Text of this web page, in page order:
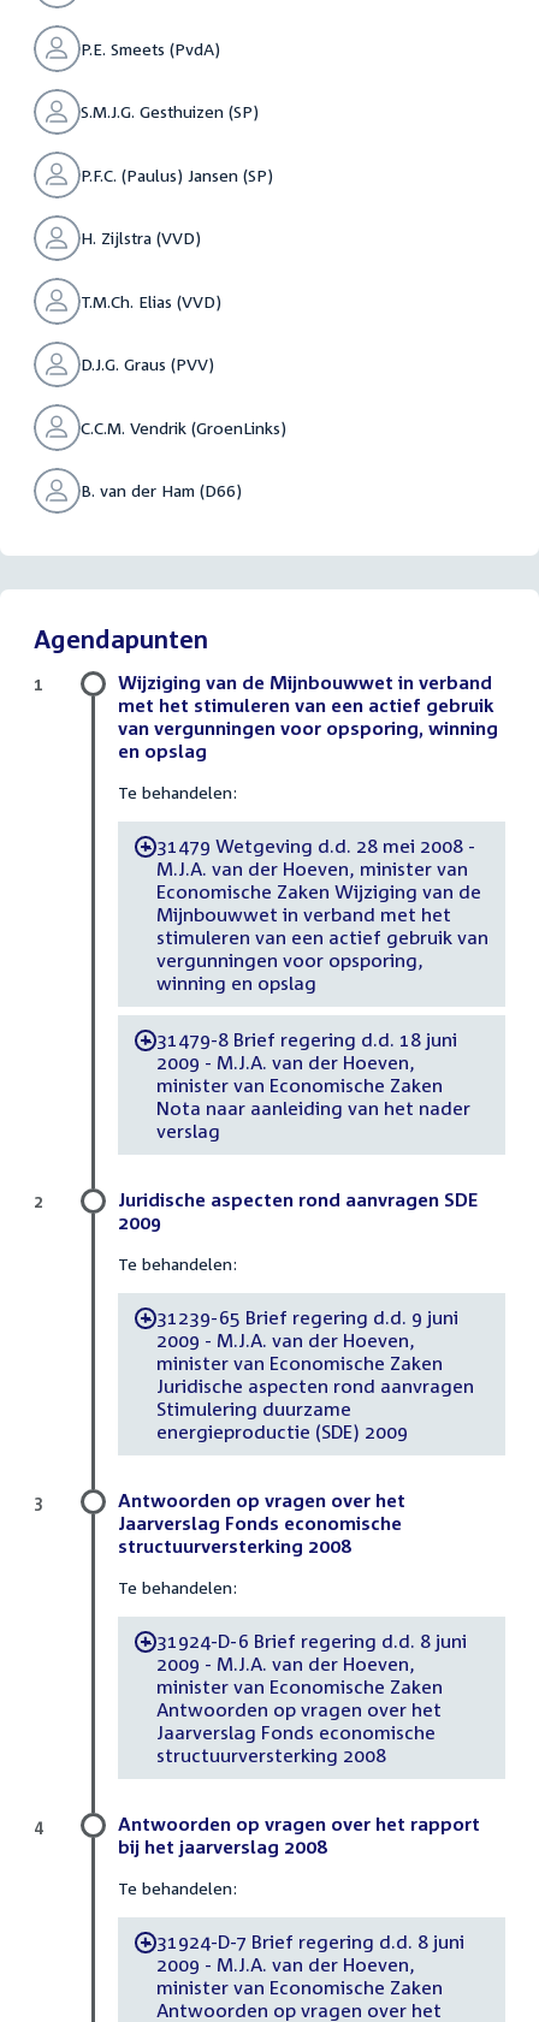
P.E. Smeets (PvdA)
S.M.J.G. Gesthuizen (SP)
P.F.C. (Paulus) Jansen (SP)
H. Zijlstra (VVD)
T.M.Ch. Elias (VVD)
D.J.G. Graus (PVV)
C.C.M. Vendrik (GroenLinks)
B. van der Ham (D66)
Agendapunten
Wijziging van de Mijnbouwwet in verband
met het stimuleren van een actief gebruik
van vergunningen voor opsporing, winning
en opslag
Te behandelen:
-31479 Wetgeving d.d. 28 mei 2008 -
M.J.A. van der Hoeven, minister van
Economische Zaken Wijziging van de
Mijnbouwwet in verband met het
stimuleren van een actief gebruik van
vergunningen voor opsporing,
winning en opslag
-31479-8 Brief regering d.d. 18 juni
2009 - M.J.A. van der Hoeven,
minister van Economische Zaken
Nota naar aanleiding van het nader
verslag
1
Juridische aspecten rond aanvragen SDE
2009
Te behandelen:
-31239-65 Brief regering d.d. 9 juni
2009 - M.J.A. van der Hoeven,
minister van Economische Zaken
Juridische aspecten rond aanvragen
Stimulering duurzame
energieproductie (SDE) 2009
2
Antwoorden op vragen over het
Jaarverslag Fonds economische
structuurversterking 2008
Te behandelen:
-31924-D-6 Brief regering d.d. 8 juni
2009 - M.J.A. van der Hoeven,
minister van Economische Zaken
Antwoorden op vragen over het
Jaarverslag Fonds economische
structuurversterking 2008
3
Antwoorden op vragen over het rapport
bij het jaarverslag 2008
Te behandelen:
-31924-D-7 Brief regering d.d. 8 juni
2009 - M.J.A. van der Hoeven,
minister van Economische Zaken
Antwoorden op vragen over het
4